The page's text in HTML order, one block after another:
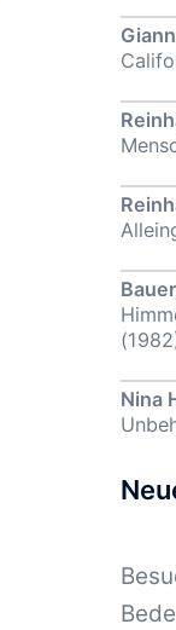
Nina